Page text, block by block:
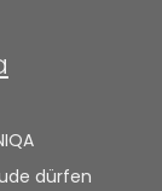
dürfen